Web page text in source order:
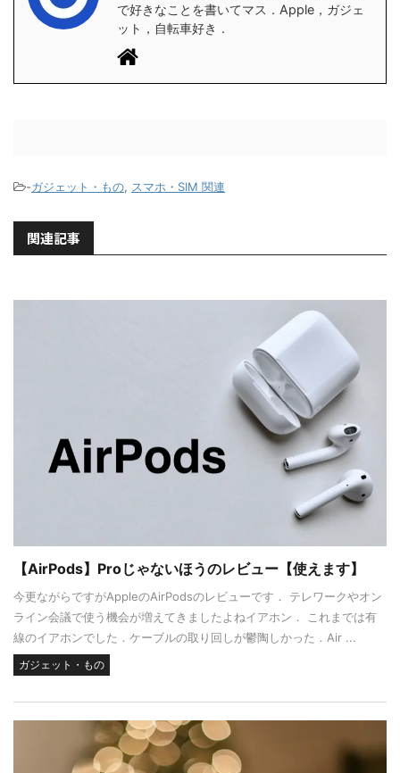
で好きなことを書いてマス．Apple，ガジェ
ット，自転車好き．
-ガジェット・もの, スマホ・SIM 関連
関連記事
【AirPods】Proじゃないほうのレビュー【使えます】
今更ながらですがAppleのAirPodsのレビューです． テレワークやオン
ライン会議で使う機会が増えてきましたよねイアホン． これまでは有
線のイアホンでした．ケーブルの取り回しが鬱陶しかった．Air ...
ガジェット・もの